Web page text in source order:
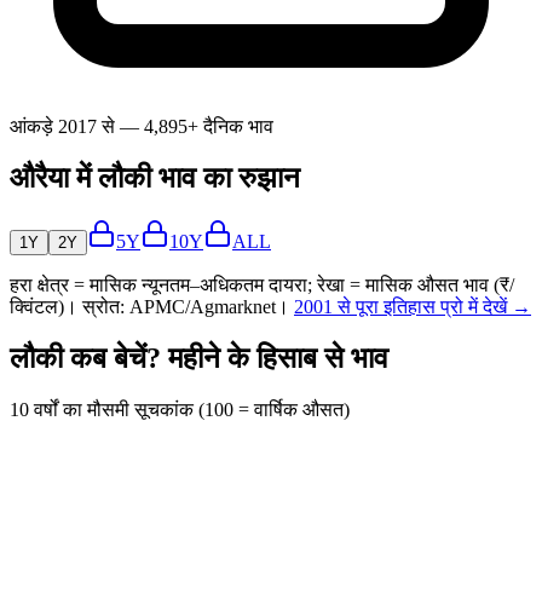
आंकड़े 2017 से — 4,895+ दैनिक भाव
औरैया में लौकी भाव का रुझान
1Y 2Y 5Y 10Y ALL
हरा क्षेत्र = मासिक न्यूनतम–अधिकतम दायरा; रेखा = मासिक औसत भाव (₹/
क्विंटल)। स्रोत: APMC/Agmarknet। 2001 से पूरा इतिहास प्रो में देखें →
लौकी कब बेचें? महीने के हिसाब से भाव
10 वर्षों का मौसमी सूचकांक (100 = वार्षिक औसत)